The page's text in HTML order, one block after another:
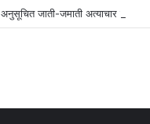
अनुसूचित जाती-जमाती अत्याचार